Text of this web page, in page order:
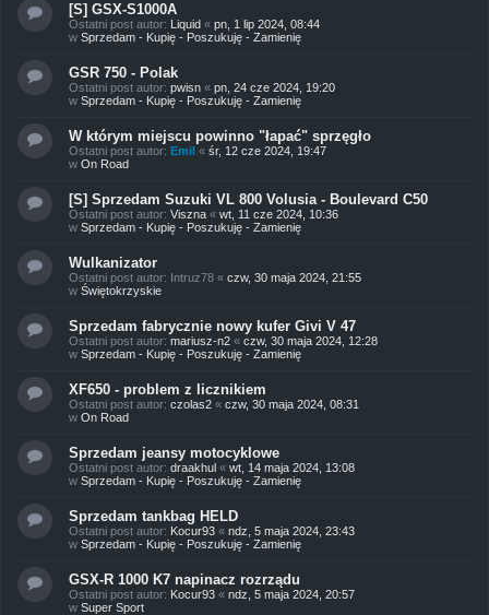
[S] GSX-S1000A
Ostatni post autor: Liquid « pn, 1 lip 2024, 08:44
w Sprzedam - Kupię - Poszukuję - Zamienię
GSR 750 - Polak
Ostatni post autor: pwisn « pn, 24 cze 2024, 19:20
w Sprzedam - Kupię - Poszukuję - Zamienię
W którym miejscu powinno "łapać" sprzęgło
Ostatni post autor: Emil « śr, 12 cze 2024, 19:47
w On Road
[S] Sprzedam Suzuki VL 800 Volusia - Boulevard C50
Ostatni post autor: Viszna « wt, 11 cze 2024, 10:36
w Sprzedam - Kupię - Poszukuję - Zamienię
Wulkanizator
Ostatni post autor: Intruz78 « czw, 30 maja 2024, 21:55
w Świętokrzyskie
Sprzedam fabrycznie nowy kufer Givi V 47
Ostatni post autor: mariusz-n2 « czw, 30 maja 2024, 12:28
w Sprzedam - Kupię - Poszukuję - Zamienię
XF650 - problem z licznikiem
Ostatni post autor: czolas2 « czw, 30 maja 2024, 08:31
w On Road
Sprzedam jeansy motocyklowe
Ostatni post autor: draakhul « wt, 14 maja 2024, 13:08
w Sprzedam - Kupię - Poszukuję - Zamienię
Sprzedam tankbag HELD
Ostatni post autor: Kocur93 « ndz, 5 maja 2024, 23:43
w Sprzedam - Kupię - Poszukuję - Zamienię
GSX-R 1000 K7 napinacz rozrządu
Ostatni post autor: Kocur93 « ndz, 5 maja 2024, 20:57
w Super Sport